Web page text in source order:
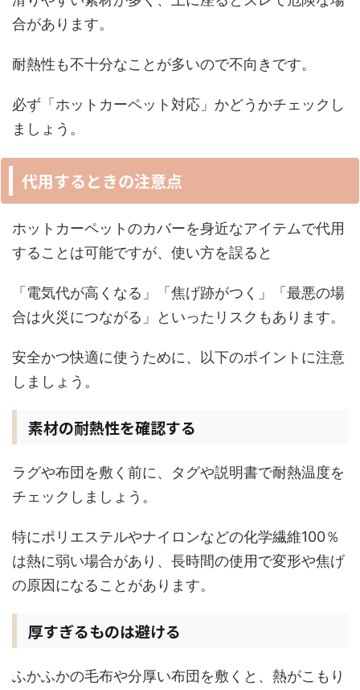
合があります。
耐熱性も不十分なことが多いので不向きです。
必ず「ホットカーペット対応」かどうかチェックし
ましょう。
代用するときの注意点
ホットカーペットのカバーを身近なアイテムで代用
することは可能ですが、使い方を誤ると
「電気代が高くなる」「焦げ跡がつく」「最悪の場
合は火災につながる」といったリスクもあります。
安全かつ快適に使うために、以下のポイントに注意
しましょう。
素材の耐熱性を確認する
ラグや布団を敷く前に、タグや説明書で耐熱温度を
チェックしましょう。
特にポリエステルやナイロンなどの化学繊維100％
は熱に弱い場合があり、長時間の使用で変形や焦げ
の原因になることがあります。
厚すぎるものは避ける
ふかふかの毛布や分厚い布団を敷くと、熱がこもり